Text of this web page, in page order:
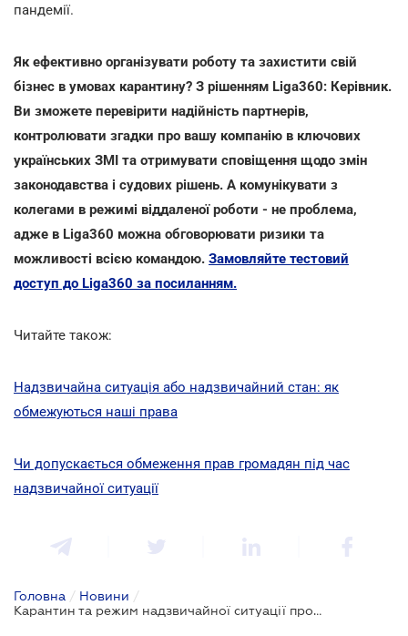
пандемії.
Як ефективно організувати роботу та захистити свій
бізнес в умовах карантину? З рішенням Liga360: Керівник.
Ви зможете перевірити надійність партнерів,
контролювати згадки про вашу компанію в ключових
українських ЗМІ та отримувати сповіщення щодо змін
законодавства і судових рішень. А комунікувати з
колегами в режимі віддаленої роботи - не проблема,
адже в Liga360 можна обговорювати ризики та
можливості всією командою. Замовляйте тестовий
доступ до Liga360 за посиланням.
Читайте також:
Надзвичайна ситуація або надзвичайний стан: як
обмежуються наші права
Чи допускається обмеження прав громадян під час
надзвичайної ситуації
Головна / Новини /
Карантин та режим надзвичайної ситуації продовжили до 30 червня